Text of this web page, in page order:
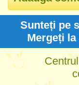
Sunteți pe
Mergeți